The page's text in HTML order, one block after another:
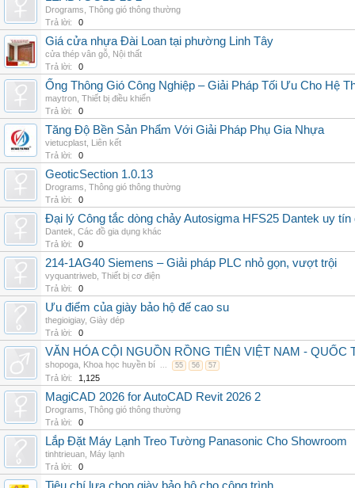
Drograms Thông gió thông thường
Trả lời:
0
Giá cửa nhựa Đài Loan tại phường Linh Tây
cửa thép vân gỗ Nội thất
Trả lời:
0
Ống Thông Gió Công Nghiệp – Giải Pháp Tối Ưu Cho Hệ
maytron Thiết bị điều khiển
Trả lời:
0
Tăng Độ Bền Sản Phẩm Với Giải Pháp Phụ Gia Nhựa
vietucplast Liên kết
Trả lời:
0
GeoticSection 1.0.13
Drograms Thông gió thông thường
Trả lời:
0
Đại lý Công tắc dòng chảy Autosigma HFS25 Dantek uy tín
Dantek Các đồ gia dụng khác
Trả lời:
0
214-1AG40 Siemens – Giải pháp PLC nhỏ gọn, vượt trội
vyquantriweb Thiết bị cơ điện
Trả lời:
0
Ưu điểm của giày bảo hộ đế cao su
thegioigiay, Giày dép
Trả lời:
0
VĂN HÓA CỘI NGUỒN RỒNG TIÊN VIỆT NAM -
shopoga Khoa học huyền bí ... 55 56 57
Trả lời: 1,125
MagiCAD 2026 for AutoCAD Revit 2026 2
Drograms Thông gió thông thường
Trả lời:
0
Lắp Đặt Máy Lạnh Treo Tường Panasonic Cho Showroom
tinhtrieuan Máy lạnh
Trả lời:
0